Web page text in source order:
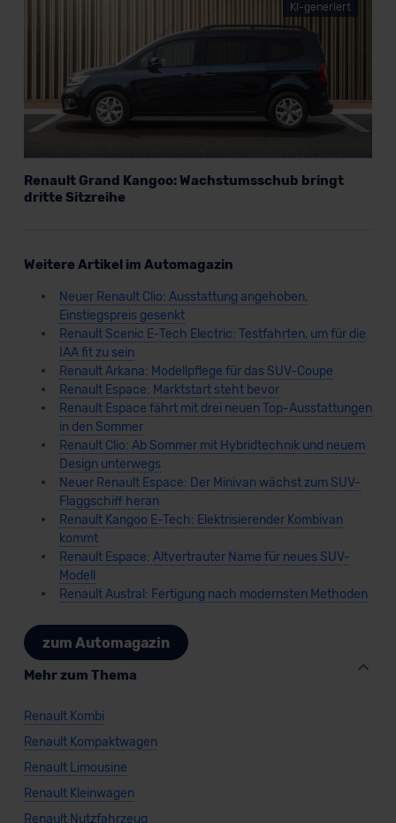
KI-generiert
Renault Grand Kangoo: Wachstumsschub bringt
dritte Sitzreihe
Weitere Artikel im Automagazin
Neuer Renault Clio: Ausstattung angehoben,
Einstiegspreis gesenkt
Renault Scenic E-Tech Electric: Testfahrten, um für die
IAA fit zu sein
Renault Arkana: Modellpflege für das SUV-Coupe
Renault Espace: Marktstart steht bevor
Renault Espace fährt mit drei neuen Top-Ausstattungen
in den Sommer
Renault Clio: Ab Sommer mit Hybridtechnik und neuem
Design unterwegs
Neuer Renault Espace: Der Minivan wächst zum SUV-
Flaggschiff heran
Renault Kangoo E-Tech: Elektrisierender Kombivan
kommt
Renault Espace: Altvertrauter Name für neues SUV-
Modell
Renault Austral: Fertigung nach modernsten Methoden
zum Automagazin
Mehr zum Thema
Renault Kombi
Renault Kompaktwagen
Renault Limousine
Renault Kleinwagen
Renault Nutzfahrzeug